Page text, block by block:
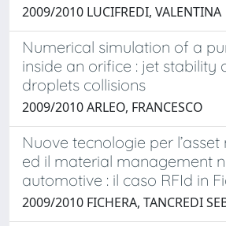
2009/2010 LUCIFREDI, VALENTINA
Numerical simulation of a
inside an orifice : jet stability
droplets collisions
2009/2010 ARLEO, FRANCESCO
Nuove tecnologie per
ed il material management
automotive : il caso RFId in
2009/2010 FICHERA, TANCREDI